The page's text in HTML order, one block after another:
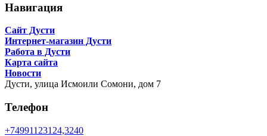
Навигация
Сайт Дусти
Интернет-магазин Дусти
Работа в Дусти
Карта сайта
Новости
Дусти, улица Исмоили Сомони, дом 7
Телефон
+74991123124,3240